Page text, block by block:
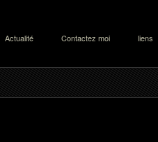
Actualité Contactez moi liens